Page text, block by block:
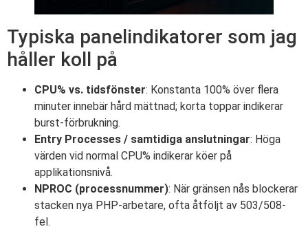
Typiska panelindikatorer som jag
håller koll på
CPU% vs. tidsfönster: Konstanta 100% över flera
minuter innebär hård mättnad; korta toppar indikerar
burst-förbrukning.
Entry Processes / samtidiga anslutningar: Höga
värden vid normal CPU% indikerar köer på
applikationsnivå.
NPROC (processnummer): När gränsen nås blockerar
stacken nya PHP-arbetare, ofta åtföljt av 503/508-
fel.